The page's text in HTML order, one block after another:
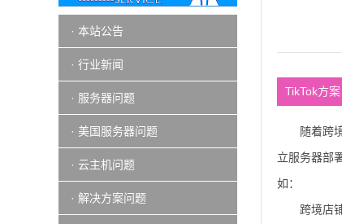
· 本站公告
· 行业新闻
· 服务器问题
· 美国服务器问题
· 云主机问题
· 解决方案问题
TikTok方案
随着跨
立服务器部
如：
跨境店